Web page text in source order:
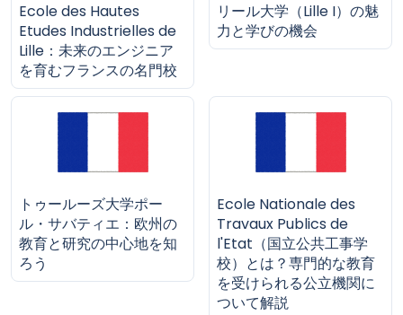
Ecole des Hautes
Etudes Industrielles de
Lille：未来のエンジニア
を育むフランスの名門校
リール大学（Lille I）の魅
力と学びの機会
トゥールーズ大学ポー
ル・サバティエ：欧州の
教育と研究の中心地を知
ろう
Ecole Nationale des
Travaux Publics de
l'Etat（国立公共工事学
校）とは？専門的な教育
を受けられる公立機関に
ついて解説